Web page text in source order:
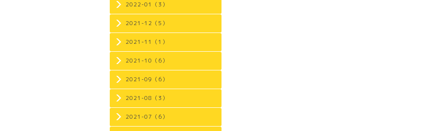
2022-01（3）
2021-12（5）
2021-11（1）
2021-10（6）
2021-09（6）
2021-08（3）
2021-07（6）